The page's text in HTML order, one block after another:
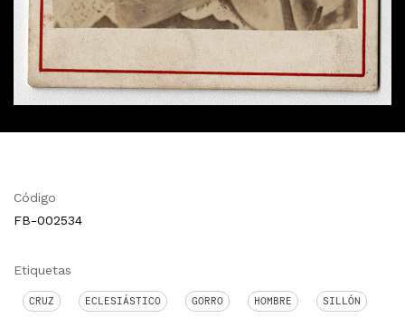
Código
FB-002534
Etiquetas
CRUZ ECLESIÁSTICO GORRO HOMBRE SILLÓN